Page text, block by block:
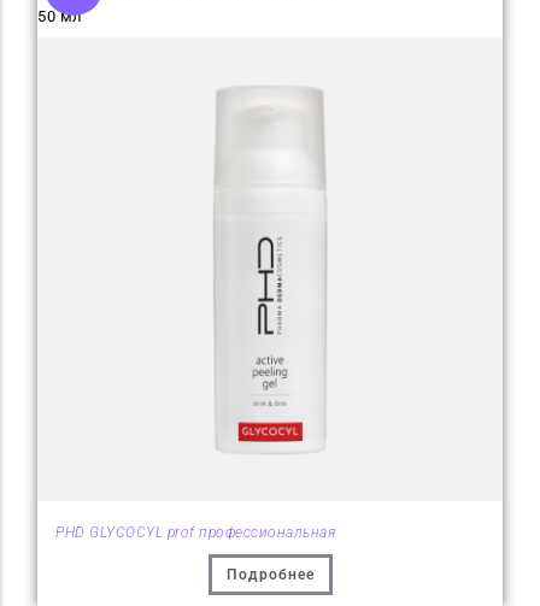
50 мл
PHD GLYCOCYL prof профессиональная
Подробнее